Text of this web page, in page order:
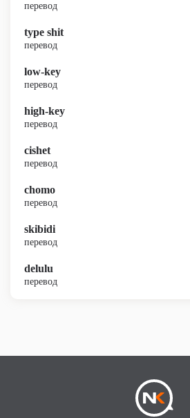
перевод
type shit
перевод
low-key
перевод
high-key
перевод
cishet
перевод
chomo
перевод
skibidi
перевод
delulu
перевод